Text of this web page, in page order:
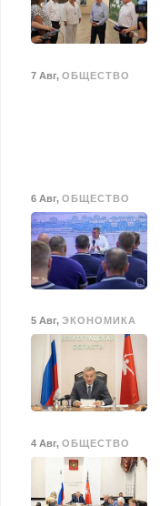
7 Авг, ОБЩЕСТВО
6 Авг, ОБЩЕСТВО
5 Авг, ЭКОНОМИКА
4 Авг, ОБЩЕСТВО